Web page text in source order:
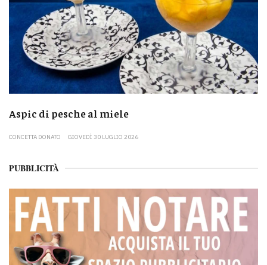
Aspic di pesche al miele
CONCETTA DONATO GIOVEDÌ 30 LUGLIO 2026
PUBBLICITÀ